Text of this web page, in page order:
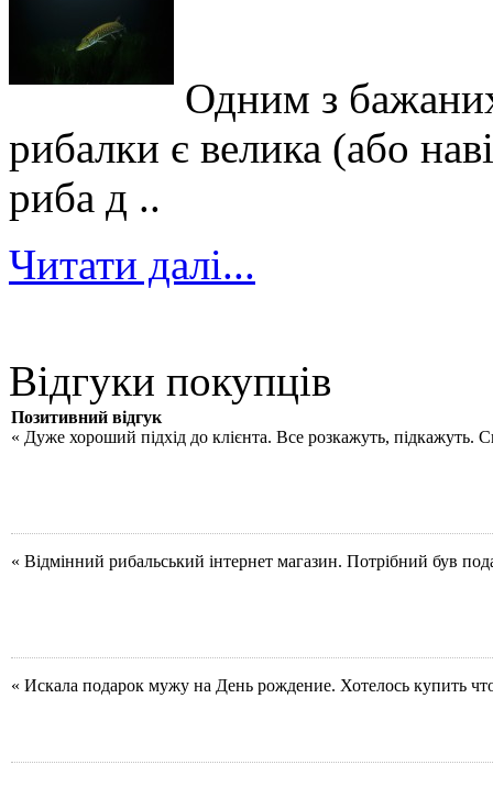
Одним з
рибалки є велика (або
риба д ..
Читати далі...
Відгуки покупців
Позитивний відгук
« Дуже хороший підхід до клієнта. Все розкажуть, підкажуть.
« Відмінний рибальський інтернет магазин. Потрібний був
« Искала подарок мужу на День рождение. Хотелось купить